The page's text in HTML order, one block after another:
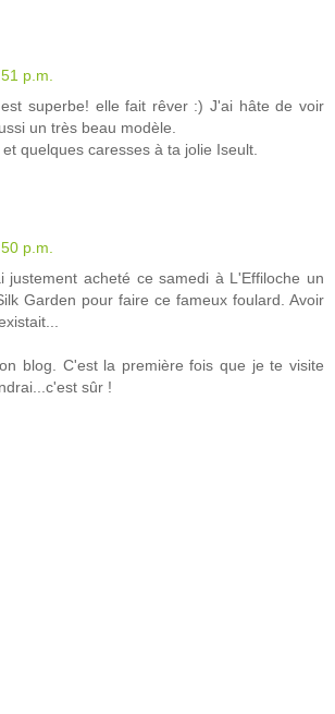
p.m.
superbe! elle fait rêver :) J'ai hâte de voir
un très beau modèle.
quelques caresses à ta jolie Iseult.
p.m.
justement acheté ce samedi à L'Effiloche un
Garden pour faire ce fameux foulard. Avoir
blog. C'est la première fois que je te visite
sûr !